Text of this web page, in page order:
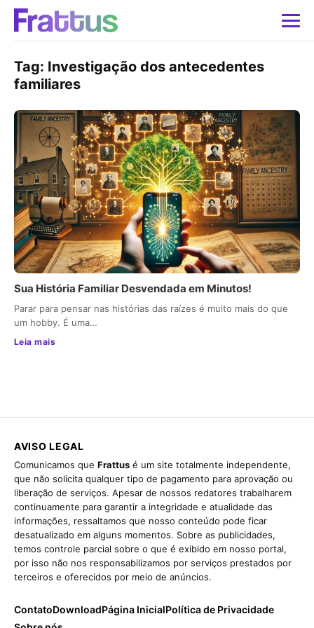
Tag: Investigação dos antecedentes
familiares
Sua História Familiar Desvendada em Minutos!
Parar para pensar nas histórias das raízes é muito mais do que
um hobby. É uma…
Leia mais
AVISO LEGAL
Comunicamos que Frattus é um site totalmente independente,
que não solicita qualquer tipo de pagamento para aprovação ou
liberação de serviços. Apesar de nossos redatores trabalharem
continuamente para garantir a integridade e atualidade das
informações, ressaltamos que nosso conteúdo pode ficar
desatualizado em alguns momentos. Sobre as publicidades,
temos controle parcial sobre o que é exibido em nosso portal,
por isso não nos responsabilizamos por serviços prestados por
terceiros e oferecidos por meio de anúncios.
ContatoDownloadPágina InicialPolítica de Privacidade